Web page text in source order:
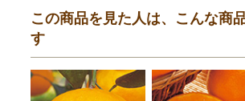
この商品を見た人は、こんな商
す